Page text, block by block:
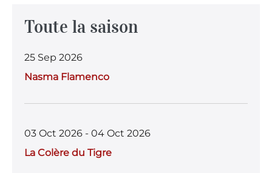
e
o
o
k
te s
p
l
Toute la saison
25 Sep 2026
Nasma Flamenco
03 Oct 2026 - 04 Oct 2026
La Colère du Tigre